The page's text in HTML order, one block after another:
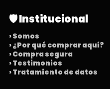
🛡️ Institucional
› Somos
› ¿Por qué comprar aquí?
› Compra segura
› Testimonios
› Tratamiento de datos